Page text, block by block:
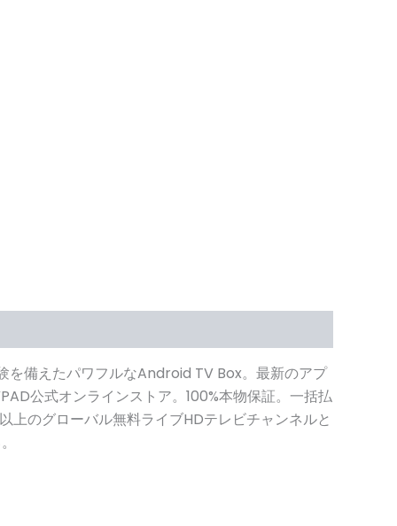
を備えたパワフルなAndroid TV Box。最新のアプ
公式オンラインストア。100%本物保証。一括払
のグローバル無料ライブHDテレビチャンネルと